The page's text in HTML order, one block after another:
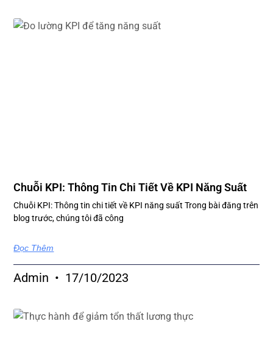
Chuỗi KPI: Thông Tin Chi Tiết Về KPI Năng Suất
Chuỗi KPI: Thông tin chi tiết về KPI năng suất Trong bài đăng trên
blog trước, chúng tôi đã công
Đọc Thêm
Admin 17/10/2023